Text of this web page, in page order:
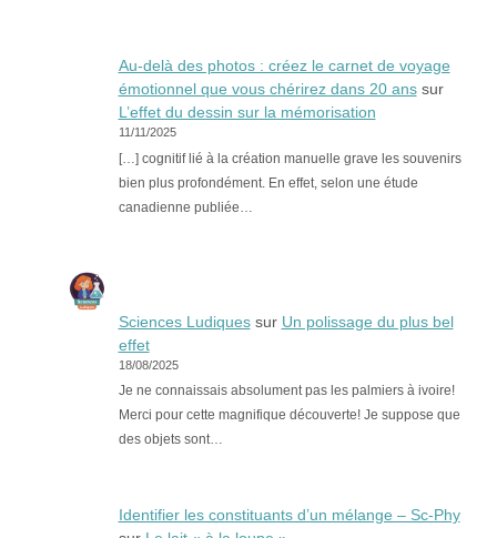
Au-delà des photos : créez le carnet de voyage
émotionnel que vous chérirez dans 20 anssur
L’effet du dessin sur la mémorisation
11/11/2025
[…] cognitif lié à la création manuelle grave les souvenirs
bien plus profondément. En effet, selon une étude
canadienne publiée…
Sciences Ludiquessur Un polissage du plus bel
effet
18/08/2025
Je ne connaissais absolument pas les palmiers à ivoire!
Merci pour cette magnifique découverte! Je suppose que
des objets sont…
Identifier les constituants d’un mélange – Sc-Phy